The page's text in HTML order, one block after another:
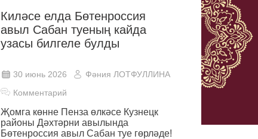
Киләсе елда Бөтенроссия
авыл Сабан туеның кайда
узасы билгеле булды
30 июнь 2026
Фәния ЛОТФУЛЛИНА
Комментарий
Җомга көнне Пенза өлкәсе Кузнецк
районы Дәхтәрни авылында
Бөтенроссия авыл Сабан туе гөрләде!